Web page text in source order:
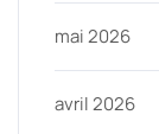
mai 2026
avril 2026